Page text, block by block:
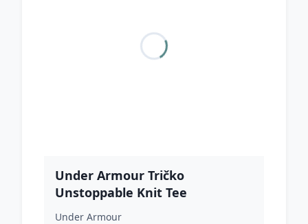
Under Armour Tričko
Unstoppable Knit Tee
1345643014 Grey S
Under Armour